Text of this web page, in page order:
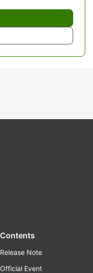
Contents
Release Note
Official Event